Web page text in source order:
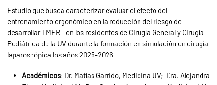
Estudio que busca caracterizar evaluar el efecto del
entrenamiento ergonómico en la reducción del riesgo de
desarrollar TMERT en los residentes de Cirugía General y Cirugía
Pediátrica de la UV durante la formación en simulación en cirugía
laparoscópica los años 2025-2026.
Académicos: Dr. Matías Garrido, Medicina UV; Dra. Alejandra